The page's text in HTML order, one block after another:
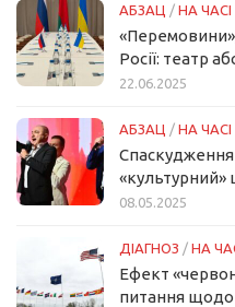
АБЗАЦ / НА ЧАСІ
Росії: театр
22.06.2025
АБЗАЦ / НА ЧАСІ
«культурний»
08.05.2025
ДІАГНОЗ / НА
Ефект
питання